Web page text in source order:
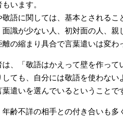
います。
敬語に関しては、基本とされる
面識が少ない人、初対面の人、
離の縮まり具合で言葉遣いは変わ
は、「敬語はかえって壁を作っ
しても、自分には敬語を使わな
遣いを選んでいるということで
年齢不詳の相手との付き合いも